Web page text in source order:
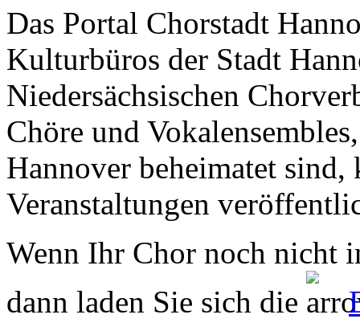
Das Portal Chorstadt
Kulturbüros der Stadt
Niedersächsischen
Chöre und
Hannover beheimatet sind,
Veranstaltungen
Wenn Ihr Chor noch nicht
dann laden Sie sich die